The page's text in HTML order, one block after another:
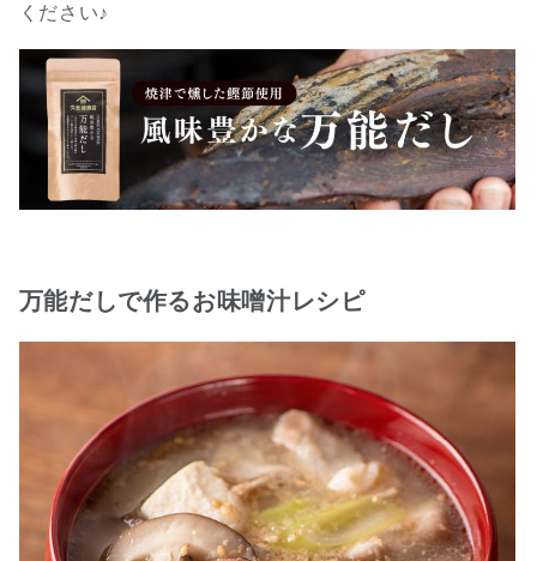
ください♪
万能だしで作るお味噌汁レシピ